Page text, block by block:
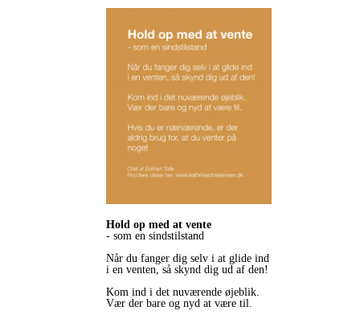
Hold op med at vente
- som en sindstilstand
Når du fanger dig selv i at glide ind
i en venten, så skynd dig ud af den!
Kom ind i det nuværende øjeblik.
Vær der bare og nyd at være til.